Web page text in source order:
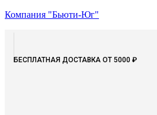
Компания "Бьюти-Юг"
БЕСПЛАТНАЯ ДОСТАВКА ОТ 5000 ₽